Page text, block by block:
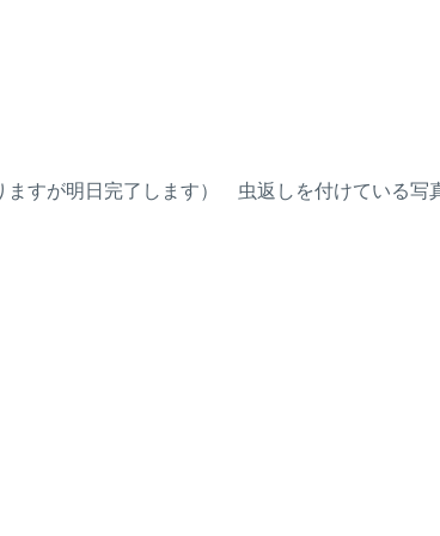
すが明日完了します） 虫返しを付けている写